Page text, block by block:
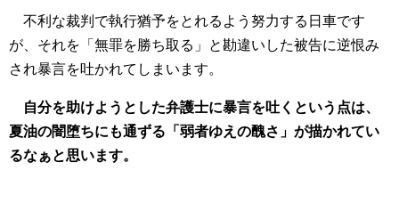
不利な裁判で執行猶予をとれるよう努力する日車です
が、それを「無罪を勝ち取る」と勘違いした被告に逆恨み
され暴言を吐かれてしまいます。
自分を助けようとした弁護士に暴言を吐くという点は、
夏油の闇堕ちにも通ずる「弱者ゆえの醜さ」が描かれてい
るなぁと思います。